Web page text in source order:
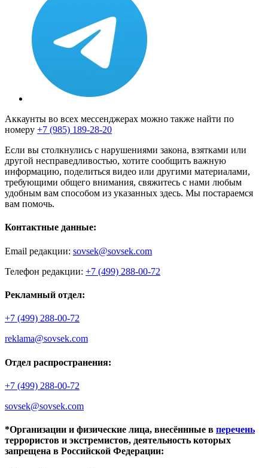
Аккаунты во всех мессенджерах можно также найти по
номеру +7 (985) 189-28-20
Если вы столкнулись с нарушениями закона, взятками или
другой несправедливостью, хотите сообщить важную
информацию, поделиться видео или другими материалами,
требующими общего внимания, свяжитесь с нами любым
удобным вам способом из указанных здесь. Мы постараемся
вам помочь.
Контактные данные:
Email редакции: sovsek@sovsek.com
Телефон редакции: +7 (499) 288-00-72
Рекламный отдел:
+7 (499) 288-00-72
reklama@sovsek.com
Отдел распространения:
+7 (499) 288-00-72
sovsek@sovsek.com
*Организации и физические лица, внесённные в перечень
террористов и экстремистов, деятельность которых
запрещена в Российской Федерации: